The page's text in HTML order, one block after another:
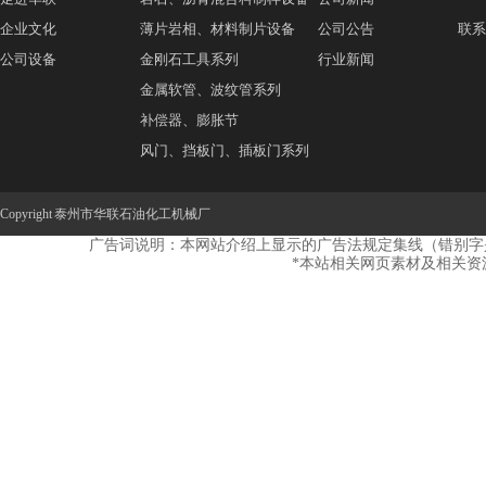
企业文化
公司设备
薄片岩相、材料制片设备
金刚石工具系列
金属软管、波纹管系列
补偿器、膨胀节
风门、挡板门、插板门系列
公司公告
行业新闻
联
Copyright 泰州市华联石油化工机械厂
广告词说明：本网站介绍上显示的广告法规定集线（错别
*本站相关网页素材及相关